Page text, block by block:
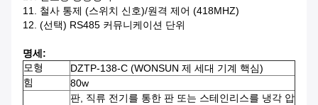
11. 철사 통제 (스위치 신호)/원격 제어 (418MHZ)
12. (선택) RS485 커뮤니케이션 단위
명세:
모형
DZTP-138-C (WONSUN 제 세대 기계 핵심)
힘
80w
판, 직류 전기를 통한 판 또는 스테인리스를 냉각 압